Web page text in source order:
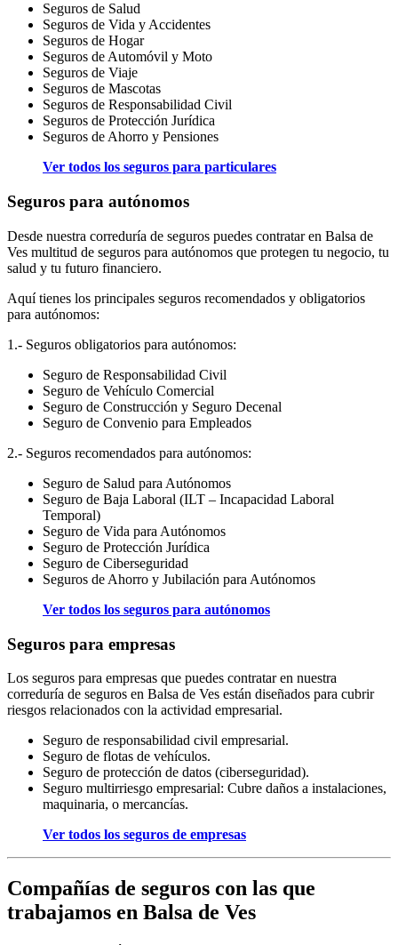
Seguros de Salud
Seguros de Vida y Accidentes
Seguros de Hogar
Seguros de Automóvil y Moto
Seguros de Viaje
Seguros de Mascotas
Seguros de Responsabilidad Civil
Seguros de Protección Jurídica
Seguros de Ahorro y Pensiones
Ver todos los seguros para particulares
Seguros para autónomos
Desde nuestra correduría de seguros puedes contratar en Balsa de
Ves multitud de seguros para autónomos que protegen tu negocio, tu
salud y tu futuro financiero.
Aquí tienes los principales seguros recomendados y obligatorios
para autónomos:
1.- Seguros obligatorios para autónomos:
Seguro de Responsabilidad Civil
Seguro de Vehículo Comercial
Seguro de Construcción y Seguro Decenal
Seguro de Convenio para Empleados
2.- Seguros recomendados para autónomos:
Seguro de Salud para Autónomos
Seguro de Baja Laboral (ILT – Incapacidad Laboral
Temporal)
Seguro de Vida para Autónomos
Seguro de Protección Jurídica
Seguro de Ciberseguridad
Seguros de Ahorro y Jubilación para Autónomos
Ver todos los seguros para autónomos
Seguros para empresas
Los seguros para empresas que puedes contratar en nuestra
correduría de seguros en Balsa de Ves están diseñados para cubrir
riesgos relacionados con la actividad empresarial.
Seguro de responsabilidad civil empresarial.
Seguro de flotas de vehículos.
Seguro de protección de datos (ciberseguridad).
Seguro multirriesgo empresarial: Cubre daños a instalaciones,
maquinaria, o mercancías.
Ver todos los seguros de empresas
Compañías de seguros con las que
trabajamos en Balsa de Ves